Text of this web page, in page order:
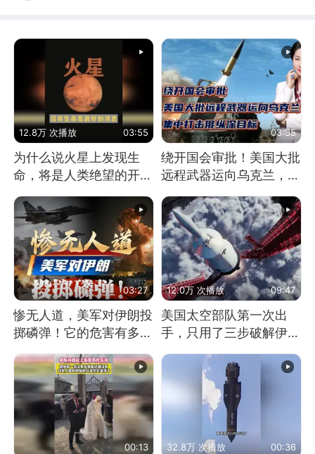
12.8万 次播放 03:55
为什么说火星上发现生
命，将是人类绝望的开
始？
03:35
绕开国会审批！美国大批
远程武器运向乌克兰，集
中打击俄纵深目标
03:27
惨无人道，美军对伊朗投
掷磷弹！它的危害有多
12.0万 次播放 09:47
美国太空部队第一次出
手，只用了三步破解伊朗
00:13 32.8万 次播放 00:36